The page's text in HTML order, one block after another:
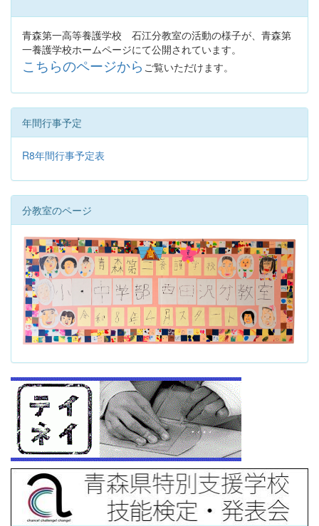
青森第一高等養護学校 石江分教室の活動の様子が、青森第
一養護学校ホームページにて公開されています。
こちらのページから ご覧いただけます。
年間行事予定
R8年間行事予定表
分教室のページ